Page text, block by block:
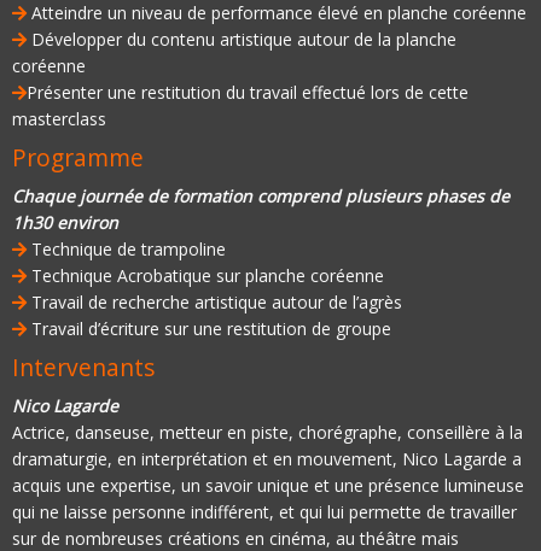
Atteindre un niveau de performance élevé en planche coréenne
Développer du contenu artistique autour de la planche
coréenne
Présenter une restitution du travail effectué lors de cette
masterclass
Programme
Chaque journée de formation comprend plusieurs phases de
1h30 environ
Technique de trampoline
Technique Acrobatique sur planche coréenne
Travail de recherche artistique autour de l’agrès
Travail d’écriture sur une restitution de groupe
Intervenants
Nico Lagarde
Actrice, danseuse, metteur en piste, chorégraphe, conseillère à la
dramaturgie, en interprétation et en mouvement, Nico Lagarde a
acquis une expertise, un savoir unique et une présence lumineuse
qui ne laisse personne indifférent, et qui lui permette de travailler
sur de nombreuses créations en cinéma, au théâtre mais